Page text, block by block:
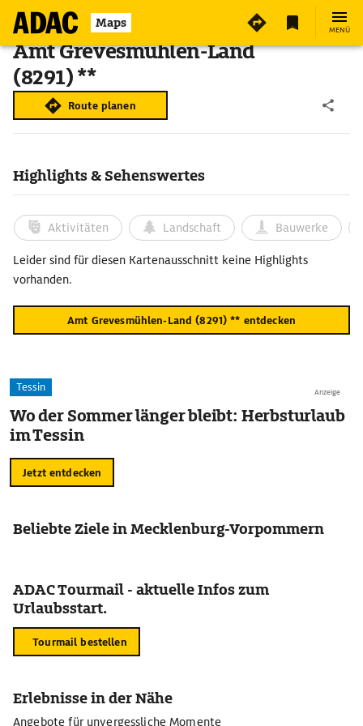
Maps MENÜ
Amt Grevesmühlen-Land
(8291) **
Route planen
Highlights & Sehenswertes
Aktivitäten Landschaft Bauwerke
Leider sind für diesen Kartenausschnitt keine Highlights
vorhanden.
Amt Grevesmühlen-Land (8291) ** entdecken
Anzeige
Tessin
Wo der Sommer länger bleibt: Herbsturlaub
im Tessin
Jetzt entdecken
Beliebte Ziele in Mecklenburg-Vorpommern
ADAC Tourmail - aktuelle Infos zum
Urlaubsstart.
Tourmail bestellen
Erlebnisse in der Nähe
Angebote für unvergessliche Momente